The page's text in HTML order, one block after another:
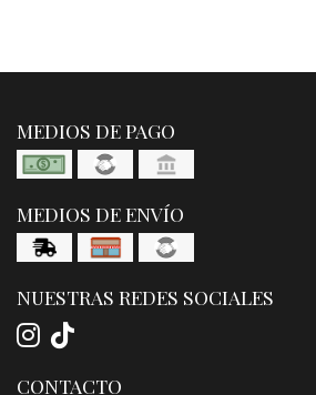
MEDIOS DE PAGO
MEDIOS DE ENVÍO
NUESTRAS REDES SOCIALES
CONTACTO